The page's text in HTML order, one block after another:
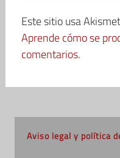
Este sitio usa
Aprende cómo se
comentarios.
Aviso legal y política